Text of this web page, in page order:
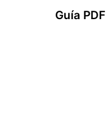
Guía PDF